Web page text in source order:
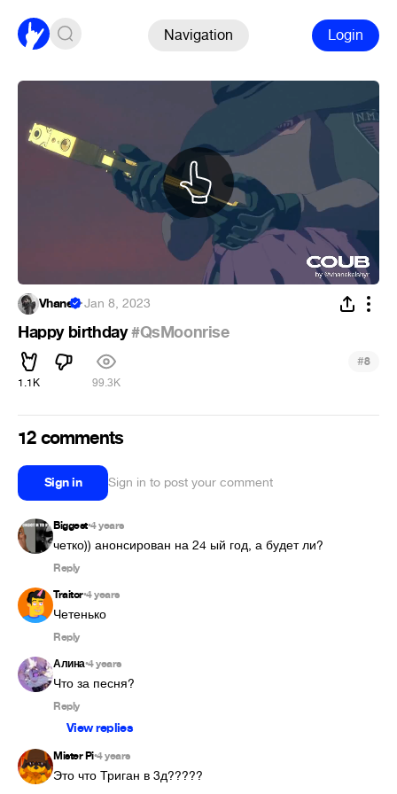
Navigation Login
Vhane ·Jan 8, 2023
Happy birthday#QsMoonrise
1.1K 99.3K
#8
12 comments
Sign in Sign in to post your comment
Biggest•4 years
четко)) анонсирован на 24 ый год, а будет ли?
Reply
Traitor•4 years
Четенько
Reply
Алина•4 years
Что за песня?
Reply
View replies
Mister Pi•4 years
Это что Триган в 3д?????